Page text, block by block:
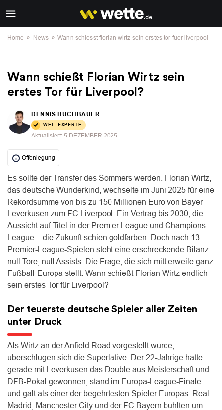
Home » News » Wann schiesst florian wirtz sein erstes tor fuer liverpool
Wann schießt Florian Wirtz sein
erstes Tor für Liverpool?
DENNIS BUCHBAUER
WETTEXPERTE
Aktualisiert: 5 DEZEMBER 2025
Offenlegung
Es sollte der Transfer des Sommers werden. Florian Wirtz,
das deutsche Wunderkind, wechselte im Juni 2025 für eine
Rekordsumme von bis zu 150 Millionen Euro von Bayer
Leverkusen zum FC Liverpool. Ein Vertrag bis 2030, die
Aussicht auf Titel in der Premier League und Champions
League – die Zukunft schien goldfarben. Doch nach 13
Premier-League-Spielen steht eine erschreckende Bilanz:
null Tore, null Assists. Die Frage, die sich mittlerweile ganz
Fußball-Europa stellt: Wann schießt Florian Wirtz endlich
sein erstes Tor für Liverpool?
Der teuerste deutsche Spieler aller Zeiten
unter Druck
Als Wirtz an der Anfield Road vorgestellt wurde,
überschlugen sich die Superlative. Der 22-Jährige hatte
gerade mit Leverkusen das Double aus Meisterschaft und
DFB-Pokal gewonnen, stand im Europa-League-Finale
und galt als einer der begehrtesten Spieler Europas. Real
Madrid, Manchester City und der FC Bayern buhlten um